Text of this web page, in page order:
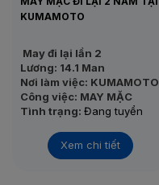
KUMAMOTO
May đi lại lần 2
Lương: 14.1 Man
Nơi làm việc: KUMAMOTO
Công việc: MAY MẶC
Tình trạng: Đang tuyển
Xem chi tiết